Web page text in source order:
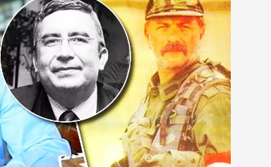
taşındı... Altın fiyatları gaza bastı!
teklifinde" neler yer alacak? Bazı suçlar ve
Özgür Özel ve Veli Ağbaba'nın
incelemede: Cem Küçük dışında 3 ünlü